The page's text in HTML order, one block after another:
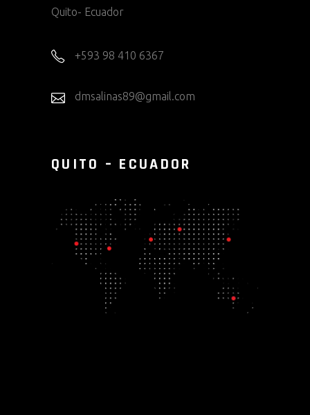
Quito- Ecuador
+593 98 410 6367
dmsalinas89@gmail.com
QUITO – ECUADOR